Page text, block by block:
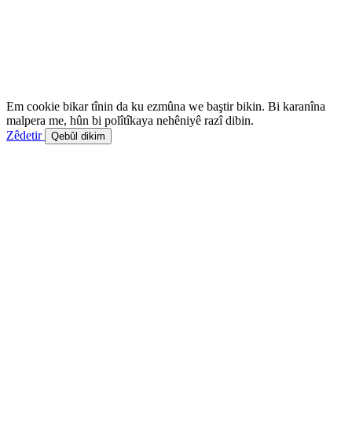
Em cookie bikar tînin da ku ezmûna we baştir bikin. Bi karanîna
malpera me, hûn bi polîtîkaya nehêniyê razî dibin.
Zêdetir
Qebûl dikim